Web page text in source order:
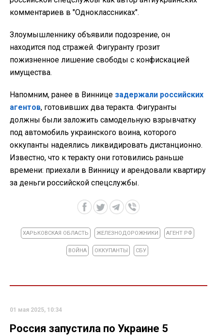
комментариев в "Одноклассниках".
Злоумышленнику объявили подозрение, он
находится под стражей. Фигуранту грозит
пожизненное лишение свободы с конфискацией
имущества.
Напомним, ранее в Виннице задержали российских
агентов, готовивших два теракта. Фигуранты
должны были заложить самодельную взрывчатку
под автомобиль украинского воина, которого
оккупанты надеялись ликвидировать дистанционно.
Известно, что к теракту они готовились раньше
времени: приехали в Винницу и арендовали квартиру
за деньги российской спецслужбы.
ХАРЬКОВСКАЯ ОБЛАСТЬ ЖЕЛЕЗНОДОРОЖНИКИ АГЕНТ РФ
ВОЙНА ОККУПАНТЫ СБУ
01 мая 2025, 10:34
Россия запустила по Украине 5